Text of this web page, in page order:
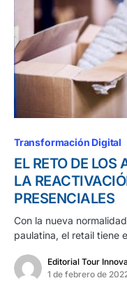
Transformación Digital
EL RETO DE LOS
LA
PRESENCIALES
Con la nueva
paulatina, el retail tiene
Editorial Tour
1 de febrero de